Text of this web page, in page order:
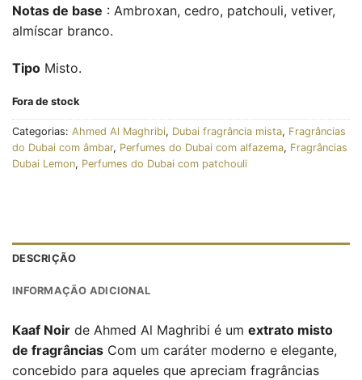
Notas de base : Ambroxan, cedro, patchouli, vetiver,
almíscar branco.
Tipo Misto.
Fora de stock
Categorias: Ahmed Al Maghribi, Dubai fragrância mista, Fragrâncias
do Dubai com âmbar, Perfumes do Dubai com alfazema, Fragrâncias
Dubai Lemon, Perfumes do Dubai com patchouli
DESCRIÇÃO
INFORMAÇÃO ADICIONAL
Kaaf Noir de Ahmed Al Maghribi é um extrato misto
de fragrâncias Com um caráter moderno e elegante,
concebido para aqueles que apreciam fragrâncias